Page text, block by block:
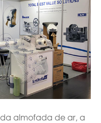
almofada de ar, a